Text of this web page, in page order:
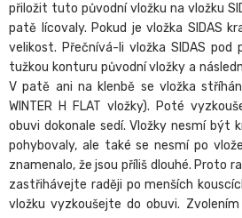
přiložit tuto původní vložku na vložku
patě lícovaly. Pokud je vložka SIDAS
velikost. Přečnívá-li vložka SIDAS pod
tužkou konturu původní vložky a
V patě ani na klenbě se vložka
WINTER H FLAT vložky). Poté
obuvi dokonale sedí. Vložky nesmí být
pohybovaly, ale také se nesmí po
znamenalo, že jsou příliš dlouhé. Proto
zastřihávejte raději po menších
vložku vyzkoušejte do obuvi.